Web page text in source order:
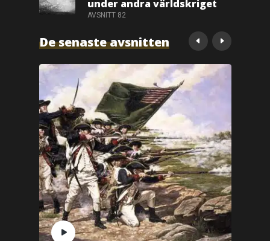
under andra världskriget
AVSNITT 82
De senaste avsnitten